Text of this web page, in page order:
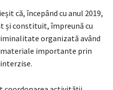
că, începând cu anul 2019,
și constituit, împreună cu
organizată având
materiale importante prin